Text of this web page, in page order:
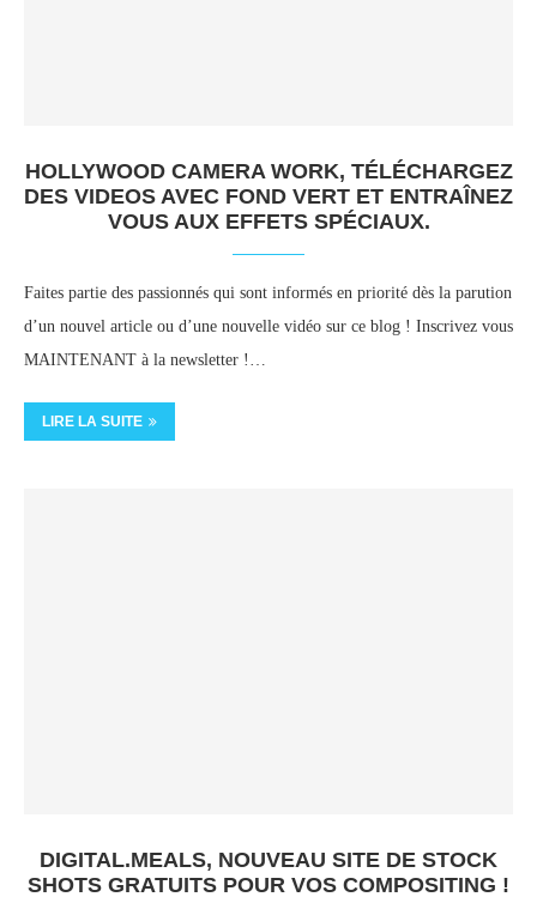
HOLLYWOOD CAMERA WORK, TÉLÉCHARGEZ
DES VIDEOS AVEC FOND VERT ET ENTRAÎNEZ
VOUS AUX EFFETS SPÉCIAUX.
Faites partie des passionnés qui sont informés en priorité dès la parution
d’un nouvel article ou d’une nouvelle vidéo sur ce blog ! Inscrivez vous
MAINTENANT à la newsletter !…
LIRE LA SUITE
DIGITAL.MEALS, NOUVEAU SITE DE STOCK
SHOTS GRATUITS POUR VOS COMPOSITING !